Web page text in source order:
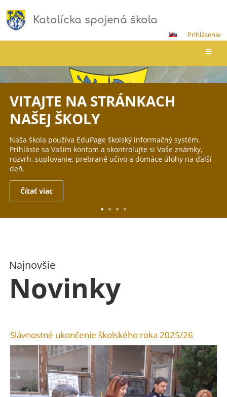
Katolícka spojená škola
Prihlásenie
stránka
LETECKÁ VIRTUÁLNA
PREHLIADKA
Letecká virtuálna prehliadka našej Katolíckej spojenej školy.
Čítať viac
Najnovšie
Novinky
Slávnostné ukončenie školského roka 2025/26